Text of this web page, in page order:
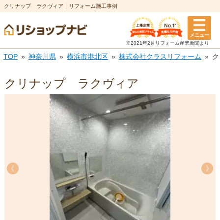
クリナップ ラクヴィア｜リフォーム施工事例
メニュー
※2021年2月リフォーム産業新聞より
TOP 神奈川県 横浜市港北区 株式会社クラスリフォーム
クリナップ ラクヴィア
《
《